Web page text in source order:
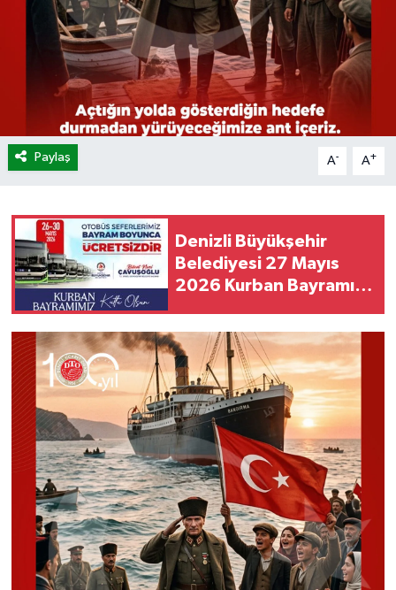
Paylaş A- A+
Denizli Büyükşehir
Belediyesi 27 Mayıs
2026 Kurban Bayramı